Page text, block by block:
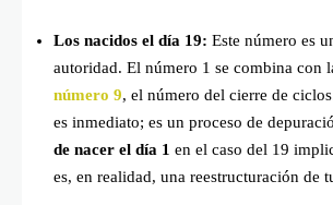
Los nacidos el día 19: Este número es
autoridad. El número 1 se combina con
número 9, el número del cierre de
es inmediato; es un proceso de
de nacer el día 1 en el caso del 19
es, en realidad, una reestructuración de